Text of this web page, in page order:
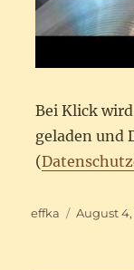
Bei Klick
geladen und
(
Autor
effka August 4,